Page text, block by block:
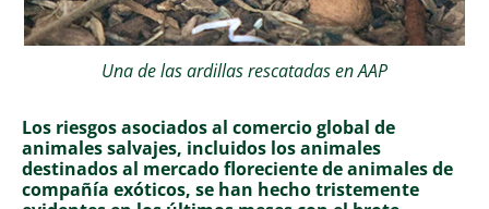
Una de las ardillas rescatadas en AAP
Los riesgos asociados al comercio global de
animales salvajes, incluidos los animales
destinados al mercado floreciente de animales de
compañía exóticos, se han hecho tristemente